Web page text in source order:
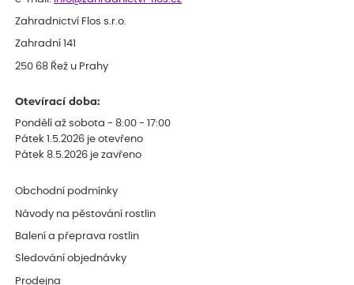
Zahradnictví Flos s.r.o.
Zahradní 141
250 68 Řež u Prahy
Otevírací doba:
Pondělí až sobota - 8:00 - 17:00
Pátek 1.5.2026 je otevřeno
Pátek 8.5.2026 je zavřeno
Obchodní podmínky
Návody na pěstování rostlin
Balení a přeprava rostlin
Sledování objednávky
Prodejna